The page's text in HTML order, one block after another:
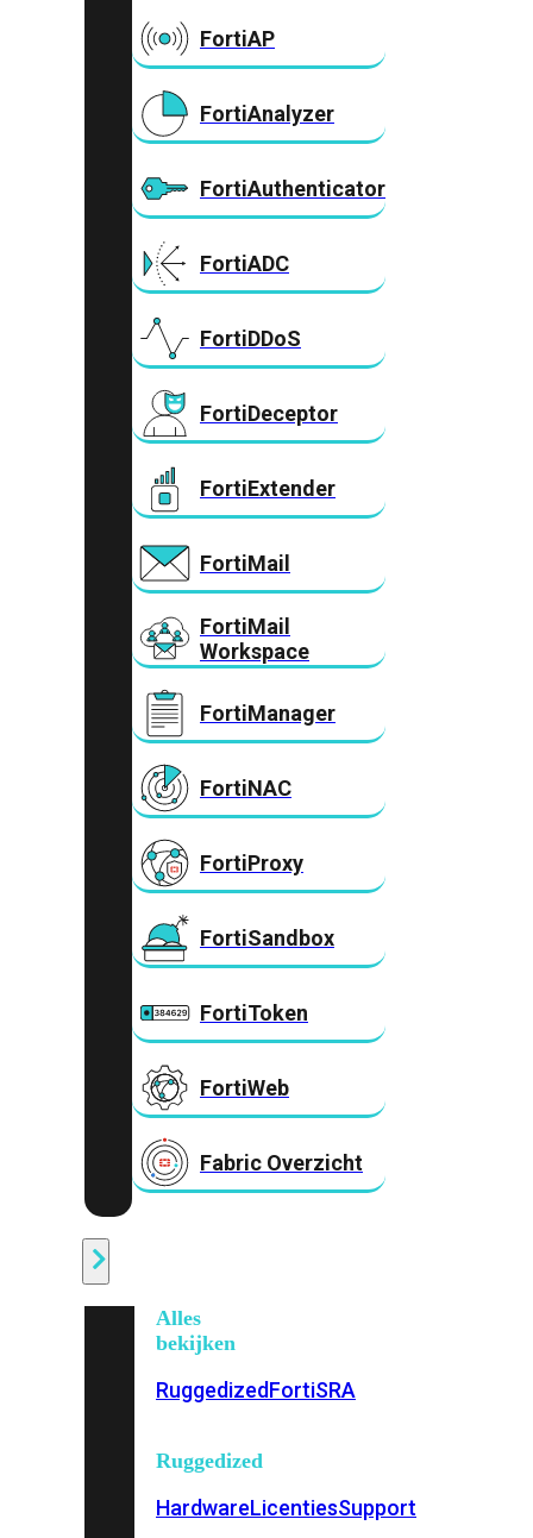
FortiAP
FortiAnalyzer
FortiAuthenticator
FortiADC
FortiDDoS
FortiDeceptor
FortiExtender
FortiMail
FortiMail
Workspace
FortiManager
FortiNAC
FortiProxy
FortiSandbox
FortiToken
FortiWeb
Fabric Overzicht
Alles
bekijken
RuggedizedFortiSRA
Ruggedized
HardwareLicentiesSupport